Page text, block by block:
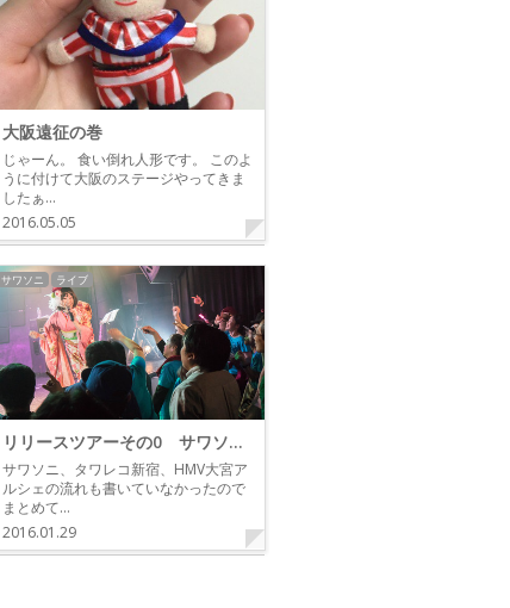
大阪遠征の巻
じゃーん。 食い倒れ人形です。 このよ
うに付けて大阪のステージやってきま
したぁ…
2016.05.05
サワソニ ライブ
リリースツアーその0 サワソニ、タワレコ新宿
サワソニ、タワレコ新宿、HMV大宮ア
ルシェの流れも書いていなかったので
まとめて…
2016.01.29